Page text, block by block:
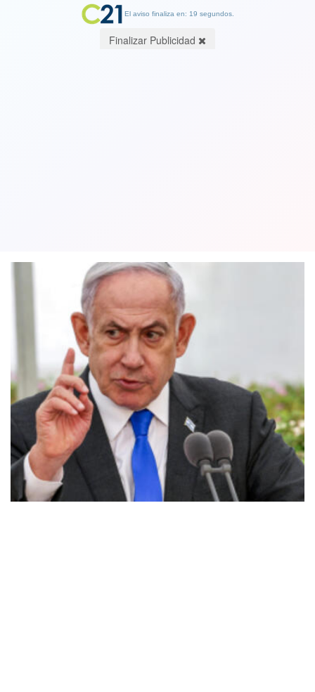
El aviso finaliza en: 19 segundos.
Finalizar Publicidad